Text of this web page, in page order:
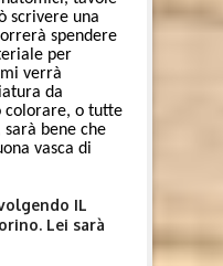
scrivere una
spendere
per
verrà
da
colorare, o tutte
bene che
vasca di
IL
Lei sarà